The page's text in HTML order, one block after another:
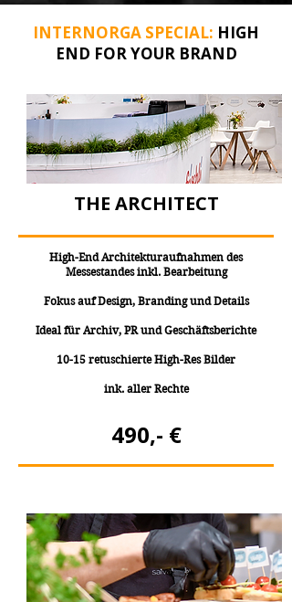
INTERNORGA SPECIAL: HIGH
END FOR YOUR BRAND
THE ARCHITECT
High-End Architekturaufnahmen des
Messestandes inkl. Bearbeitung
Fokus auf Design, Branding und Details
Ideal für Archiv, PR und Geschäftsberichte
10-15 retuschierte High-Res Bilder
ink. aller Rechte
490,- €